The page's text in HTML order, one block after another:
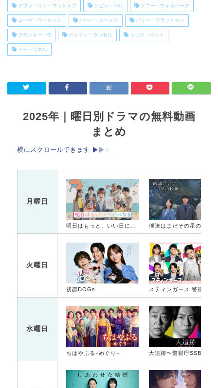
デブラ・リン・マッケイブ トビン・ベル ドニー・ウォルバーグ
ニーヴ・ウィルソン バハー・スーメク バリー・フラットマン
フランキー・G ベッツィ・ラッセル リリク・ベント
リー・ワネル
2025年｜曜日別ドラマの無料動画
まとめ
横にスクロールできます
月曜日
明日はもっと、いい日になる
火曜日
初恋DOGs
水曜日
ちはやふる−めぐり−